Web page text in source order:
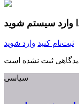
وارد سیستم شوید
ثبت‌نام کنید وارد شوید
ثبت نشده است
سیاسی